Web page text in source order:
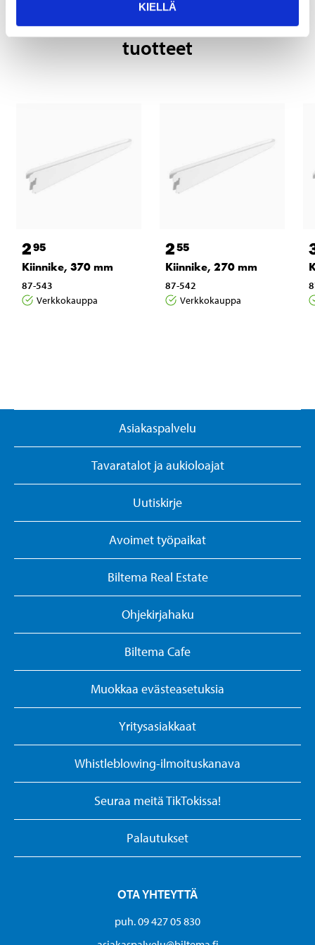
KIELLÄ
Tähän tuotteeseen liittyvät
tuotteet
295
Kiinnike, 370 mm
87-543
Verkkokauppa
255
Kiinnike, 270 mm
87-542
Verkkokauppa
Asiakaspalvelu
Tavaratalot ja aukioloajat
Uutiskirje
Avoimet työpaikat
Biltema Real Estate
Ohjekirjahaku
Biltema Cafe
Muokkaa evästeasetuksia
Yritysasiakkaat
Whistleblowing-ilmoituskanava
Seuraa meitä TikTokissa!
Palautukset
OTA YHTEYTTÄ
puh. 09 427 05 830